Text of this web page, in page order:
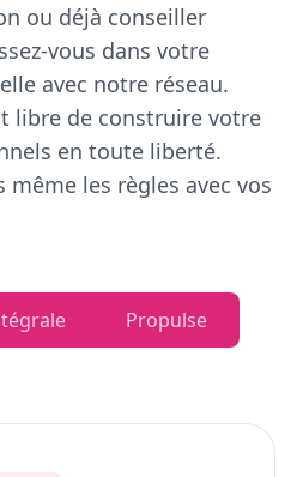
ou déjà conseiller
vous dans votre
avec notre réseau.
libre de construire votre
en toute liberté.
même les règles avec vos
Propulse